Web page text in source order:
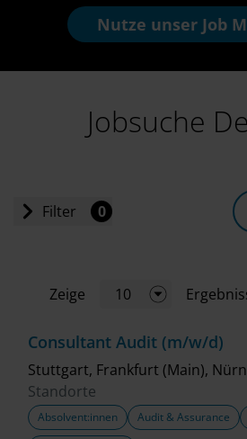
Nutze unserJob
Jobsuche
Filter 0
Standort
Geschäftsbereich
Zeige 10
Consultant Audit (m/w/d)
Stuttgart, Frankfurt (Main),
Standorte
Absolvent:innen Audit & Assurance